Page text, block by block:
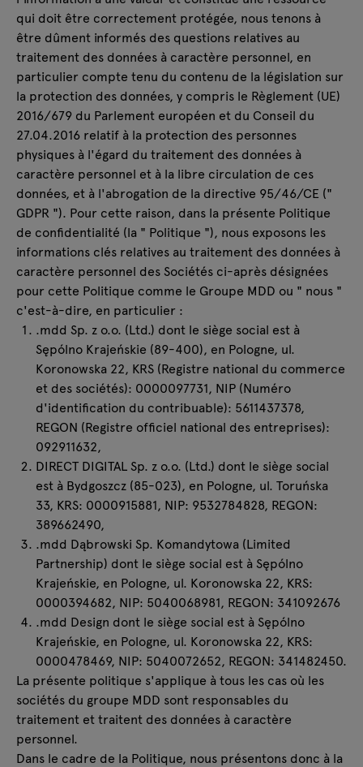
Tamo
Tous les meubles
Demandes
Offre
qui doit être correctement protégée, nous tenons à
être dûment informés des questions relatives au
traitement des données à caractère personnel, en
particulier compte tenu du contenu de la législation sur
la protection des données, y compris le Règlement (UE)
2016/679 du Parlement européen et du Conseil du
27.04.2016 relatif à la protection des personnes
physiques à l'égard du traitement des données à
caractère personnel et à la libre circulation de ces
données, et à l'abrogation de la directive 95/46/CE ("
GDPR "). Pour cette raison, dans la présente Politique
de confidentialité (la " Politique "), nous exposons les
informations clés relatives au traitement des données à
caractère personnel des Sociétés ci-après désignées
pour cette Politique comme le Groupe MDD ou " nous "
c'est-à-dire, en particulier :
.mdd Sp. z o.o. (Ltd.) dont le siège social est à
Sępólno Krajeńskie (89-400), en Pologne, ul.
Koronowska 22, KRS (Registre national du commerce
et des sociétés): 0000097731, NIP (Numéro
d'identification du contribuable): 5611437378,
REGON (Registre officiel national des entreprises):
092911632,
DIRECT DIGITAL Sp. z o.o. (Ltd.) dont le siège social
est à Bydgoszcz (85-023), en Pologne, ul. Toruńska
33, KRS: 0000915881, NIP: 9532784828, REGON:
389662490,
.mdd Dąbrowski Sp. Komandytowa (Limited
Partnership) dont le siège social est à Sępólno
Krajeńskie, en Pologne, ul. Koronowska 22, KRS:
0000394682, NIP: 5040068981, REGON: 341092676
.mdd Design dont le siège social est à Sępólno
Krajeńskie, en Pologne, ul. Koronowska 22, KRS:
0000478469, NIP: 5040072652, REGON: 341482450.
La présente politique s'applique à tous les cas où les
sociétés du groupe MDD sont responsables du
traitement et traitent des données à caractère
personnel.
Dans le cadre de la Politique, nous présentons donc à la